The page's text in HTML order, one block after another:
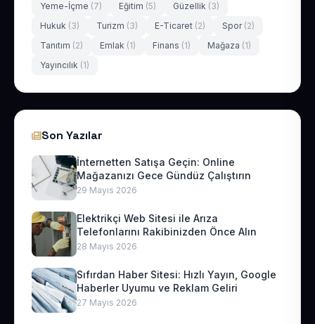
Yeme-İçme (7) Eğitim (5) Güzellik (3)
Hukuk (3) Turizm (3) E-Ticaret (2) Spor (2)
Tanıtım (2) Emlak (1) Finans (1) Mağaza (1)
Yayıncılık (1)
Son Yazılar
İnternetten Satışa Geçin: Online
Mağazanızı Gece Gündüz Çalıştırın
29 Mayıs 2026
Elektrikçi Web Sitesi ile Arıza
Telefonlarını Rakibinizden Önce Alın
28 Mayıs 2026
Sıfırdan Haber Sitesi: Hızlı Yayın, Google
Haberler Uyumu ve Reklam Geliri
27 Mayıs 2026